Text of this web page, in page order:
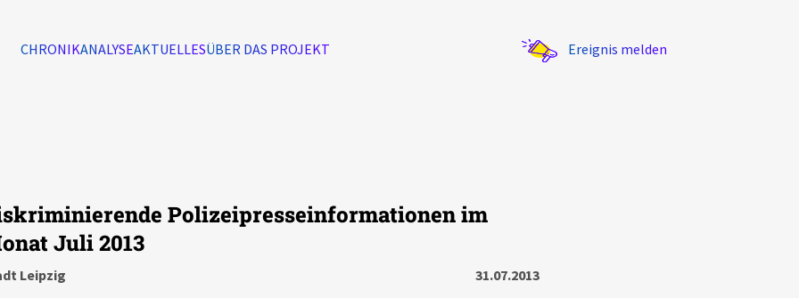
CHRONIKANALYSEAKTUELLESÜBER DAS PROJEKT Ereignis melden
Polizeipresseinformationen im
Juli 2013
Leipzig
31.07.2013
Ereignisse Statistik